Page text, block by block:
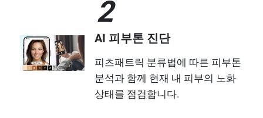
2
AI 피부톤 진단
피츠패트릭 분류법에 따른 피부톤
분석과 함께 현재 내 피부의 노화
상태를 점검합니다.